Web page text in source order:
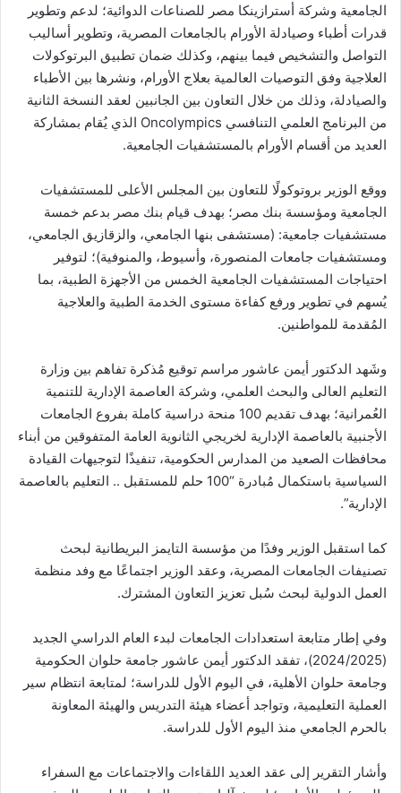
الجامعية وشركة أسترازينكا مصر للصناعات الدوائية؛ لدعم وتطوير
قدرات أطباء وصيادلة الأورام بالجامعات المصرية، وتطوير أساليب
التواصل والتشخيص فيما بينهم، وكذلك ضمان تطبيق البرتوكولات
العلاجية وفق التوصيات العالمية بعلاج الأورام، ونشرها بين الأطباء
والصيادلة، وذلك من خلال التعاون بين الجانبين لعقد النسخة الثانية
من البرنامج العلمي التنافسي Oncolympics الذي يُقام بمشاركة
العديد من أقسام الأورام بالمستشفيات الجامعية.
ووقع الوزير بروتوكولًا للتعاون بين المجلس الأعلى للمستشفيات
الجامعية ومؤسسة بنك مصر؛ بهدف قيام بنك مصر بدعم خمسة
مستشفيات جامعية: (مستشفى بنها الجامعي، والزقازيق الجامعي،
ومستشفيات جامعات المنصورة، وأسيوط، والمنوفية)؛ لتوفير
احتياجات المستشفيات الجامعية الخمس من الأجهزة الطبية، بما
يُسهم في تطوير ورفع كفاءة مستوى الخدمة الطبية والعلاجية
المُقدمة للمواطنين.
وشَهد الدكتور أيمن عاشور مراسم توقيع مُذكرة تفاهم بين وزارة
التعليم العالى والبحث العلمي، وشركة العاصمة الإدارية للتنمية
العُمرانية؛ بهدف تقديم 100 منحة دراسية كاملة بفروع الجامعات
الأجنبية بالعاصمة الإدارية لخريجي الثانوية العامة المتفوقين من أبناء
محافظات الصعيد من المدارس الحكومية، تنفيذًا لتوجيهات القيادة
السياسية باستكمال مُبادرة “100 حلم للمستقبل .. التعليم بالعاصمة
الإدارية”.
كما استقبل الوزير وفدًا من مؤسسة التايمز البريطانية لبحث
تصنيفات الجامعات المصرية، وعقد الوزير اجتماعًا مع وفد منظمة
العمل الدولية لبحث سُبل تعزيز التعاون المشترك.
وفي إطار متابعة استعدادات الجامعات لبدء العام الدراسي الجديد
(2024/2025)، تفقد الدكتور أيمن عاشور جامعة حلوان الحكومية
وجامعة حلوان الأهلية، في اليوم الأول للدراسة؛ لمتابعة انتظام سير
العملية التعليمية، وتواجد أعضاء هيئة التدريس والهيئة المعاونة
بالحرم الجامعي منذ اليوم الأول للدراسة.
وأشار التقرير إلى عقد العديد اللقاءات والاجتماعات مع السفراء